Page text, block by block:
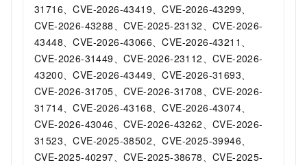
31716、CVE-2026-43419、CVE-2026-43299、
CVE-2026-43288、CVE-2025-23132、CVE-2026-
43448、CVE-2026-43066、CVE-2026-43211、
CVE-2026-31449、CVE-2026-23112、CVE-2026-
43200、CVE-2026-43449、CVE-2026-31693、
CVE-2026-31705、CVE-2026-31708、CVE-2026-
31714、CVE-2026-43168、CVE-2026-43074、
CVE-2026-43046、CVE-2026-43262、CVE-2026-
31523、CVE-2025-38502、CVE-2025-39946、
CVE-2025-40297、CVE-2025-38678、CVE-2025-